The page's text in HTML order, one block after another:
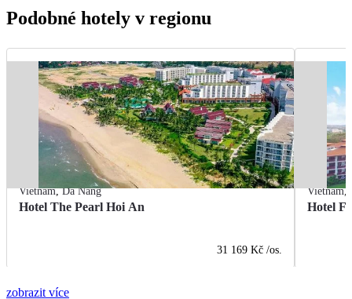
Podobné hotely v regionu
Vietnam,Da Nang
Hotel The Pearl Hoi An
31 169 Kč /os.
Vietnam,
Hotel
zobrazit více